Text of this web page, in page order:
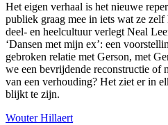
Het eigen verhaal is het nieuwe
publiek graag mee in iets wat ze zelf
deel- en heelcultuur verlegt Neal
‘Dansen met mijn ex’: een
gebroken relatie met Gerson, met
we een bevrijdende reconstructie of
van een verhouding? Het ziet er in
blijkt te zijn.
Wouter Hillaert